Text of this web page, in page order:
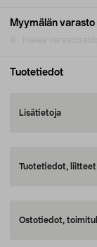
Myymälän varasto
Tuotetiedot
Lisätietoja
Tuotetiedot,
Ostotiedot,